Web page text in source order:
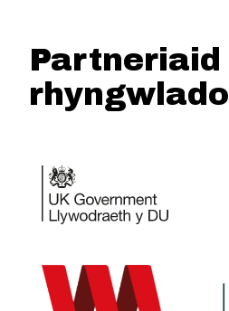
Partneriaid
rhyngwladol